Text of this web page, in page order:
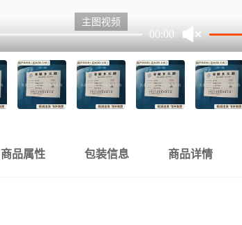
00:00
主图视频
商品属性 包装信息 商品详情